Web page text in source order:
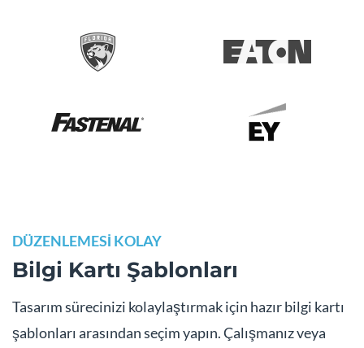
DÜZENLEMESİ KOLAY
Bilgi Kartı Şablonları
Tasarım sürecinizi kolaylaştırmak için hazır bilgi kartı
şablonları arasından seçim yapın. Çalışmanız veya